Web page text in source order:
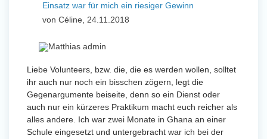
Einsatz war für mich ein riesiger Gewinn
von Céline, 24.11.2018
Liebe Volunteers, bzw. die, die es werden wollen, solltet
ihr auch nur noch ein bisschen zögern, legt die
Gegenargumente beiseite, denn so ein Dienst oder
auch nur ein kürzeres Praktikum macht euch reicher als
alles andere. Ich war zwei Monate in Ghana an einer
Schule eingesetzt und untergebracht war ich bei der